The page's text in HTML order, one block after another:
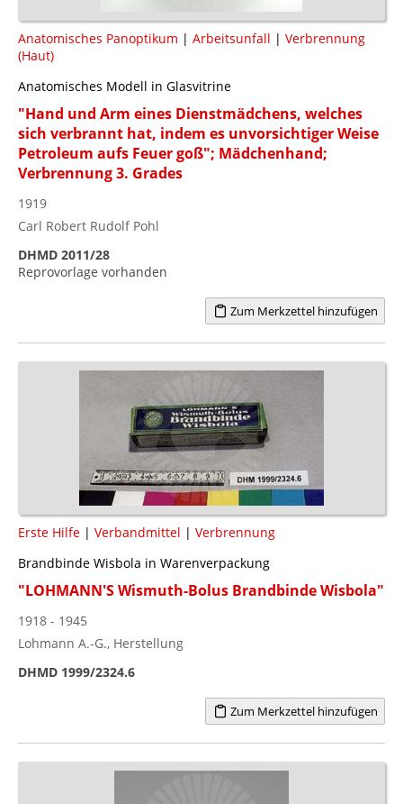
Anatomisches Panoptikum | Arbeitsunfall | Verbrennung
(Haut)
Anatomisches Modell in Glasvitrine
"Hand und Arm eines Dienstmädchens, welches
sich verbrannt hat, indem es unvorsichtiger Weise
Petroleum aufs Feuer goß"; Mädchenhand;
Verbrennung 3. Grades
1919
Carl Robert Rudolf Pohl
DHMD 2011/28
Reprovorlage vorhanden
Zum Merkzettel hinzufügen
Erste Hilfe | Verbandmittel | Verbrennung
Brandbinde Wisbola in Warenverpackung
"LOHMANN'S Wismuth-Bolus Brandbinde Wisbola"
1918 - 1945
Lohmann A.-G., Herstellung
DHMD 1999/2324.6
Zum Merkzettel hinzufügen